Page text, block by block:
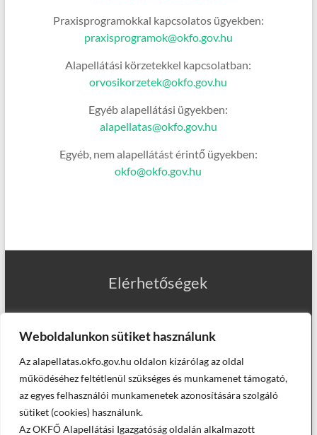
Weboldalunkon sütiket használunk
Az alapellatas.okfo.gov.hu oldalon kizárólag az oldal
működéséhez feltétlenül szükséges és munkamenet támogató,
az egyes felhasználói munkamenetek azonosítására szolgáló
sütiket (cookies) használunk.
Az OKFŐ Alapellátási Igazgatóság oldalán alkalmazott
Praxisprogramokkal kapcsolatos ügyekben:
praxisprogramok@okfo.gov.hu
Alapellátási körzetekkel kapcsolatban:
orvosikorzetek@okfo.gov.hu
Egyéb alapellátási ügyekben:
alapellatas@okfo.gov.hu
Egyéb, nem alapellátást érintő ügyekben:
okfo@okfo.gov.hu
Elérhetőségek
Munkatársaink